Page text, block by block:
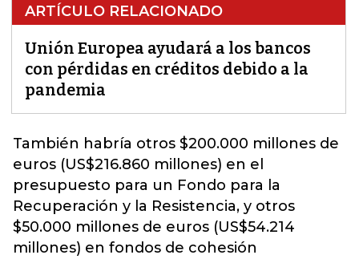
ARTÍCULO RELACIONADO
Unión Europea ayudará a los bancos
con pérdidas en créditos debido a la
pandemia
También habría otros $200.000 millones de
euros (US$216.860 millones) en el
presupuesto para un Fondo para la
Recuperación y la Resistencia, y otros
$50.000 millones de euros (US$54.214
millones) en fondos de cohesión